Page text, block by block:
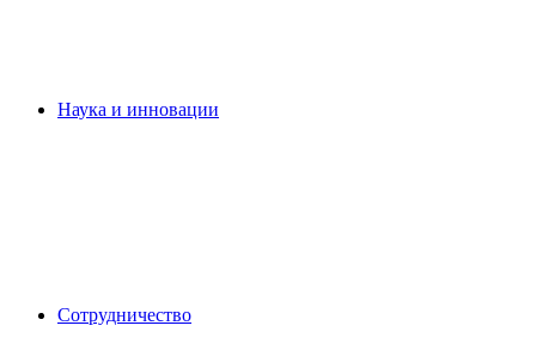
Наука и инновации
Сотрудничество